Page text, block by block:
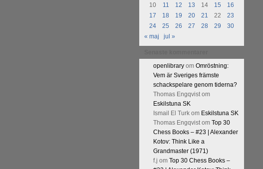
10
11 12 13 14 15
16
17
18 19 20 21 22
23
24
25 26 27 28 29
30
« maj
jul »
openlibraryom Omröstning:
Vem är Sveriges främste
schackspelare genom tiderna?
Thomas Engqvistom
Eskilstuna SK
Ismail El Turkom Eskilstuna SK
Thomas Engqvistom Top 30
Chess Books – #23 | Alexander
Kotov: Think Like a
Grandmaster (1971)
f.j om Top 30 Chess Books –